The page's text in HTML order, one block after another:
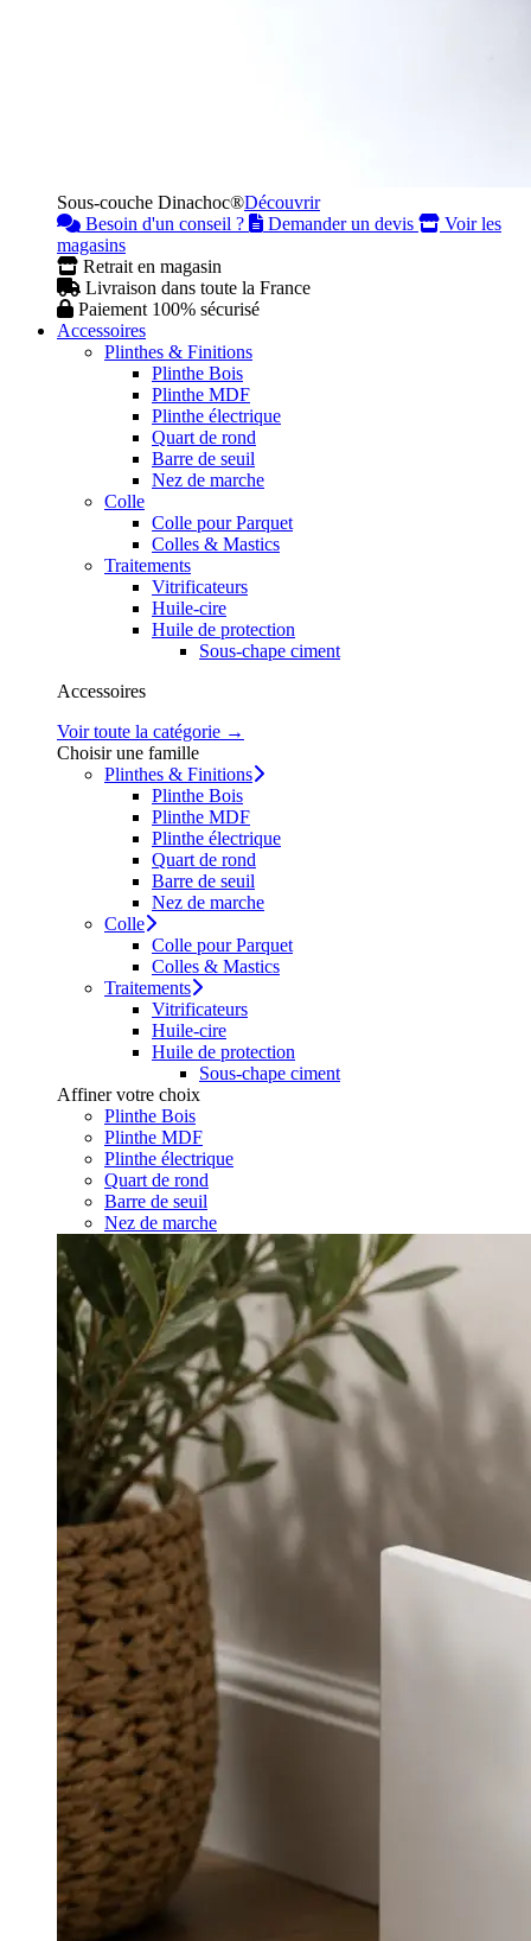
Sous-couche Dinachoc®Découvrir
Besoin d'un conseil ?
Demander un devis
Voir les
magasins
Retrait en magasin
Livraison dans toute la France
Paiement 100% sécurisé
Accessoires
Plinthes & Finitions
Plinthe Bois
Plinthe MDF
Plinthe électrique
Quart de rond
Barre de seuil
Nez de marche
Colle
Colle pour Parquet
Colles & Mastics
Traitements
Vitrificateurs
Huile-cire
Huile de protection
Sous-chape ciment
Accessoires
Voir toute la catégorie →
Choisir une famille
Plinthes & Finitions
Plinthe Bois
Plinthe MDF
Plinthe électrique
Quart de rond
Barre de seuil
Nez de marche
Colle
Colle pour Parquet
Colles & Mastics
Traitements
Vitrificateurs
Huile-cire
Huile de protection
Sous-chape ciment
Affiner votre choix
Plinthe Bois
Plinthe MDF
Plinthe électrique
Quart de rond
Barre de seuil
Nez de marche